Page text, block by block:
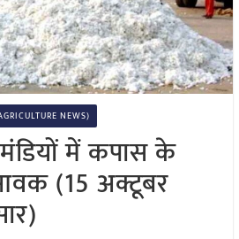
NEWS)
में कपास के
(15 अक्टूबर